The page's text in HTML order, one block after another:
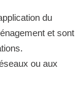
du
et sont
ou aux